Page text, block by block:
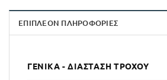
ΕΠΙΠΛΈΟΝ ΠΛΗΡΟΦΟΡΊΕΣ
ΓΕΝΙΚΆ - ΔΙΆΣΤΑΣΗ ΤΡΟΧΟΎ